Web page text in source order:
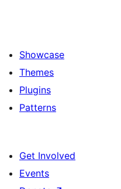
Showcase
Themes
Plugins
Patterns
Get Involved
Events